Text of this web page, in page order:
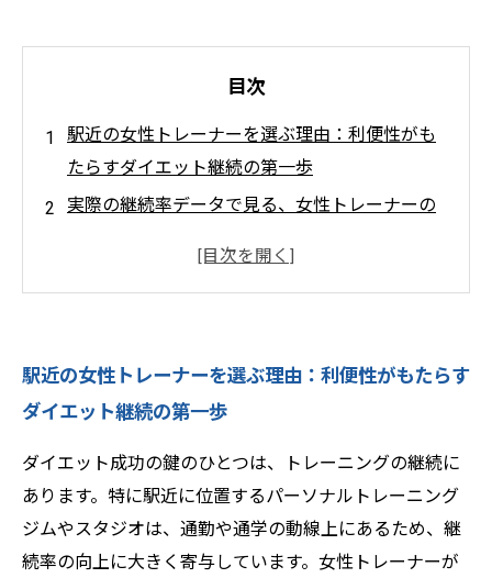
目次
駅近の女性トレーナーを選ぶ理由：利便性がも
たらすダイエット継続の第一歩
実際の継続率データで見る、女性トレーナーの
イルとサービスの魅力
結論：駅近女性トレーナーを選ぶことで得られ
る継続率向上と満足度アップの理由
駅近 vs 駅遠：継続率と満足度で比較するパーソ
ナルトレーニングの選び方
ダイエット成功の鍵は継続にあり！女性トレー
駅近の女性トレーナーを選ぶ理由：利便性がもたらす
ダイエット継続の第一歩
ダイエット成功の鍵のひとつは、トレーニングの継続に
あります。特に駅近に位置するパーソナルトレーニング
ジムやスタジオは、通勤や通学の動線上にあるため、継
続率の向上に大きく寄与しています。女性トレーナーが